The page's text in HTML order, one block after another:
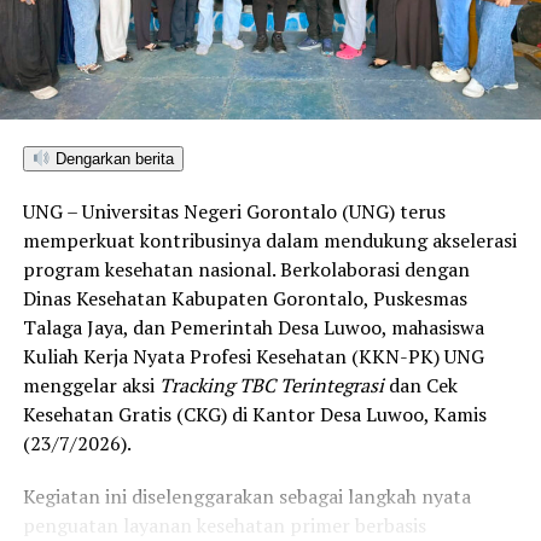
ditetapkan dan mengantarkan Kota Gorontalo menjadi
satu-satunya daerah di wilayah tersebut yang
menembus kategori “Unggul”. Sementara kabupaten lain
di Gorontalo masih berada pada kategori “Berkembang”
tertinggi di kawasan SulutGo sebagaimana dipaparkan
dalam Rakorwil TPAKD,” ungkap Wawali Indra Gobel
usai kegiatan.
Indra menambahkan, skor IKAD ini membuktikan bahwa
tingkat keterjangkauan, pemanfaatan, serta inklusivitas
layanan keuangan bagi masyarakat di Kota Gorontalo
berada di posisi terdepan.
menjadi indikator kuat atas keberhasilan pemerintah
daerah dalam mendorong masyarakat agar makin
Dengarkan berita
UNG – Universitas Negeri Gorontalo (UNG) terus
memperkuat kontribusinya dalam mendukung akselerasi
program kesehatan nasional. Berkolaborasi dengan
Dinas Kesehatan Kabupaten Gorontalo, Puskesmas
Talaga Jaya, dan Pemerintah Desa Luwoo, mahasiswa
Kuliah Kerja Nyata Profesi Kesehatan (KKN-PK) UNG
menggelar aksi Tracking TBC Terintegrasidan Cek
Kesehatan Gratis (CKG) di Kantor Desa Luwoo, Kamis
(23/7/2026).
Kegiatan ini diselenggarakan sebagai langkah nyata
penguatan layanan kesehatan primer berbasis